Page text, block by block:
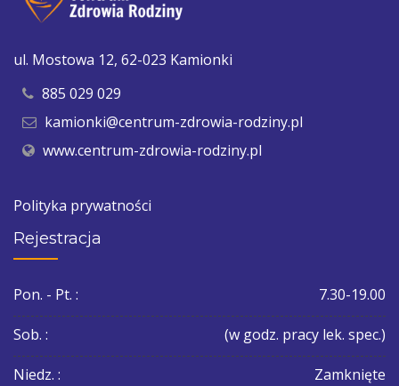
ul. Mostowa 12, 62-023 Kamionki
885 029 029
kamionki@centrum-zdrowia-rodziny.pl
www.centrum-zdrowia-rodziny.pl
Polityka prywatności
Rejestracja
Pon. - Pt. : 7.30-19.00
Sob. : (w godz. pracy lek. spec.)
Niedz. : Zamknięte